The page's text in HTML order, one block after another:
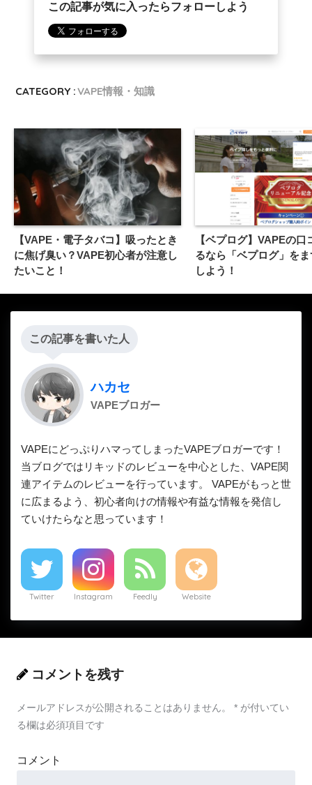
この記事が気に入ったらフォローしよう
CATEGORY :VAPE情報・知識
【VAPE・電子タバコ】吸ったとき
に焦げ臭い？VAPE初心者が注意し
たいこと！
【ベプログ】VAPEの口
るなら「ベプログ」を
しよう！
この記事を書いた人
ハカセ
VAPEブロガー
VAPEにどっぷりハマってしまったVAPEブロガーです！
当ブログではリキッドのレビューを中心とした、VAPE関
連アイテムのレビューを行っています。 VAPEがもっと世
に広まるよう、初心者向けの情報や有益な情報を発信し
ていけたらなと思っています！
Twitter Instagram Feedly Website
コメントを残す
メールアドレスが公開されることはありません。 * が付いてい
る欄は必須項目です
コメント